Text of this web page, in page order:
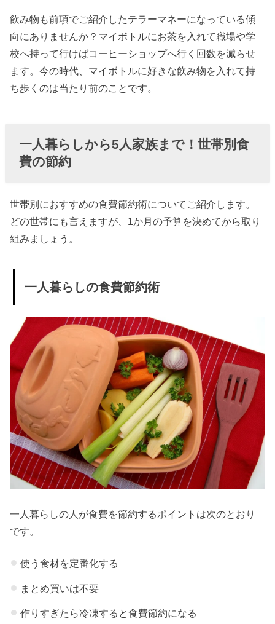
飲み物も前項でご紹介したテラーマネーになっている傾
向にありませんか？マイボトルにお茶を入れて職場や学
校へ持って行けばコーヒーショップへ行く回数を減らせ
ます。今の時代、マイボトルに好きな飲み物を入れて持
ち歩くのは当たり前のことです。
一人暮らしから5人家族まで！世帯別食
費の節約
世帯別におすすめの食費節約術についてご紹介します。
どの世帯にも言えますが、1か月の予算を決めてから取り
組みましょう。
一人暮らしの食費節約術
一人暮らしの人が食費を節約するポイントは次のとおり
です。
使う食材を定番化する
まとめ買いは不要
作りすぎたら冷凍すると食費節約になる